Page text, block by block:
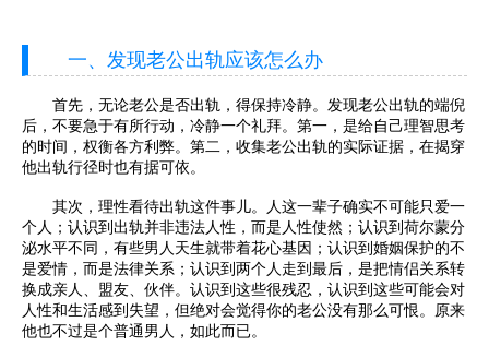
一、发现老公出轨应该怎么办
首先，无论老公是否出轨，得保持冷静。发现老公出轨的端倪
后，不要急于有所行动，冷静一个礼拜。第一，是给自己理智思考
的时间，权衡各方利弊。第二，收集老公出轨的实际证据，在揭穿
他出轨行径时也有据可依。
其次，理性看待出轨这件事儿。人这一辈子确实不可能只爱一
个人；认识到出轨并非违法人性，而是人性使然；认识到荷尔蒙分
泌水平不同，有些男人天生就带着花心基因；认识到婚姻保护的不
是爱情，而是法律关系；认识到两个人走到最后，是把情侣关系转
换成亲人、盟友、伙伴。认识到这些很残忍，认识到这些可能会对
人性和生活感到失望，但绝对会觉得你的老公没有那么可恨。原来
他也不过是个普通男人，如此而已。